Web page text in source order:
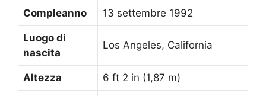
Compleanno 13 settembre 1992
Luogo di
nascita
Los Angeles, California
Altezza 6 ft 2 in (1,87 m)